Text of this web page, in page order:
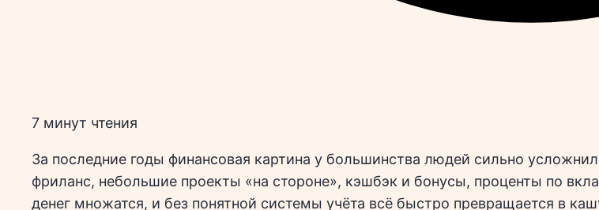
7 минут чтения
За последние годы финансовая картина у большинства людей сильно
фриланс, небольшие проекты «на стороне», кэшбэк и бонусы, проценты по
денег множатся, и без понятной системы учёта всё быстро превращается в